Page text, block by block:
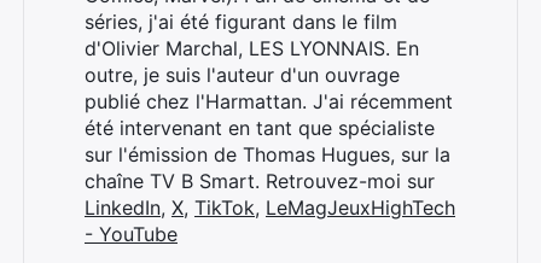
séries, j'ai été figurant dans le film
d'Olivier Marchal, LES LYONNAIS. En
outre, je suis l'auteur d'un ouvrage
publié chez l'Harmattan. J'ai récemment
été intervenant en tant que spécialiste
sur l'émission de Thomas Hugues, sur la
chaîne TV B Smart. Retrouvez-moi sur
LinkedIn, X, TikTok, LeMagJeuxHighTech
- YouTube